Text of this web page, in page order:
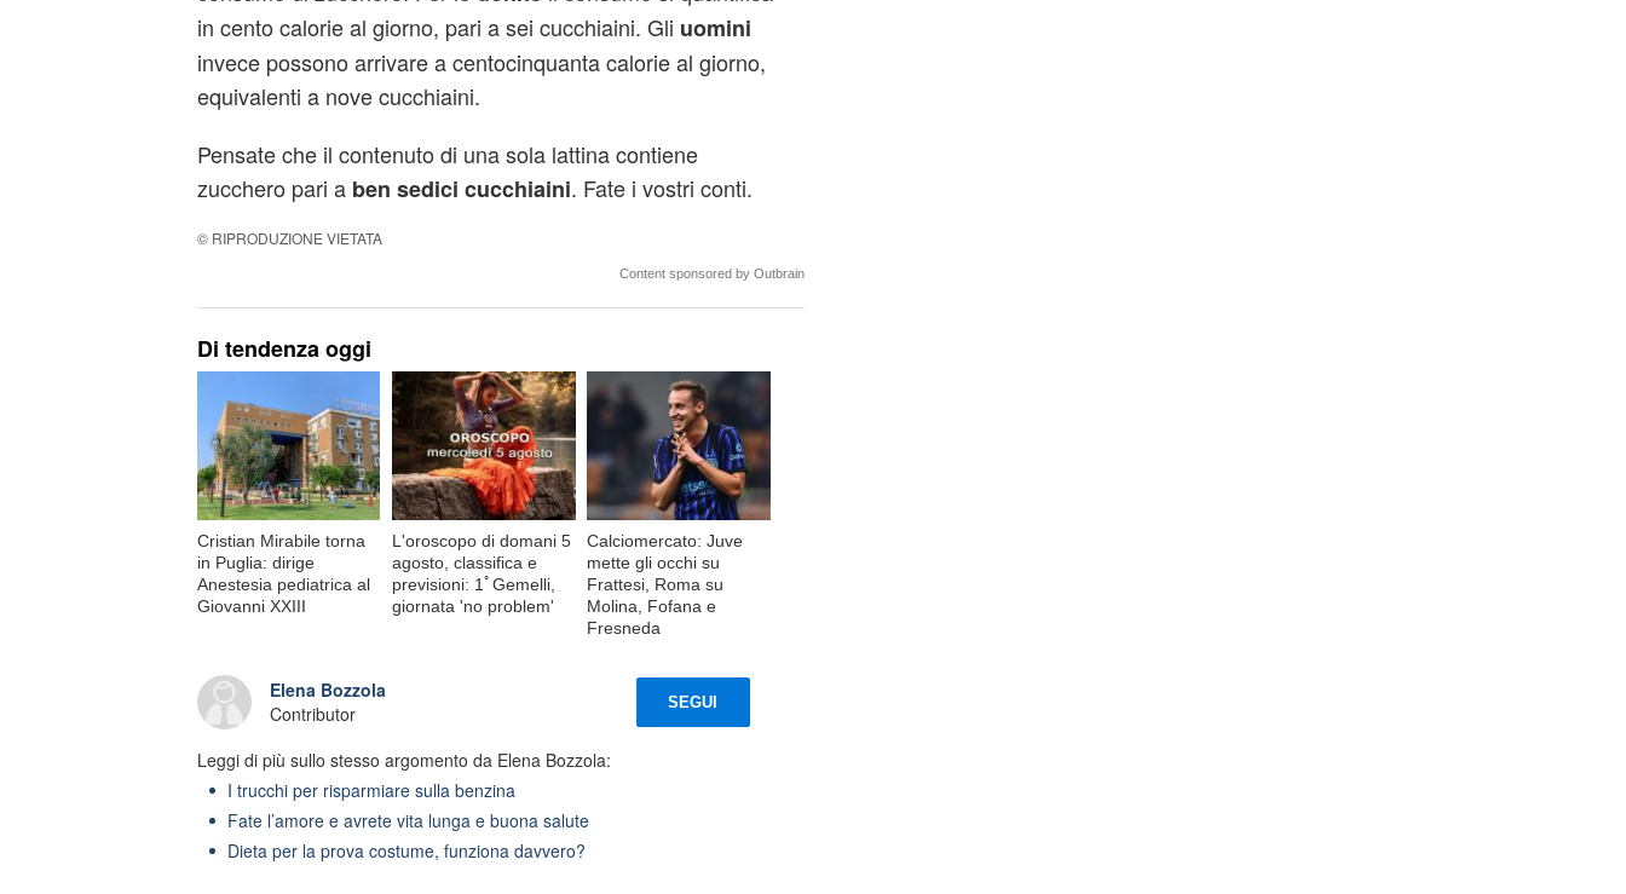
in cento calorie al giorno, pari a sei cucchiaini. Gli uomini
invece possono arrivare a centocinquanta calorie al giorno,
equivalenti a nove cucchiaini.
Pensate che il contenuto di una sola lattina contiene
zucchero pari a ben sedici cucchiaini. Fate i vostri conti.
© RIPRODUZIONE VIETATA
Content sponsored by Outbrain
Di tendenza oggi
Cristian Mirabile torna
in Puglia: dirige
Anestesia pediatrica al
Giovanni XXIII
L'oroscopo di domani 5
agosto, classifica e
previsioni: 1ﾟGemelli,
giornata 'no problem'
Calciomercato: Juve
mette gli occhi su
Frattesi, Roma su
Molina, Fofana e
Fresneda
Elena Bozzola
Contributor
SEGUI
Leggi di più sullo stesso argomento da Elena Bozzola:
I trucchi per risparmiare sulla benzina
Fate l’amore e avrete vita lunga e buona salute
Dieta per la prova costume, funziona davvero?